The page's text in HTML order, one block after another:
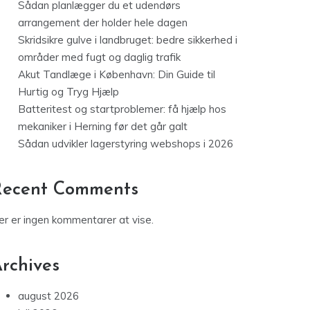
Sådan planlægger du et udendørs
arrangement der holder hele dagen
Skridsikre gulve i landbruget: bedre sikkerhed i
områder med fugt og daglig trafik
Akut Tandlæge i København: Din Guide til
Hurtig og Tryg Hjælp
Batteritest og startproblemer: få hjælp hos
mekaniker i Herning før det går galt
Sådan udvikler lagerstyring webshops i 2026
Comments
er ingen kommentarer at vise.
august 2026